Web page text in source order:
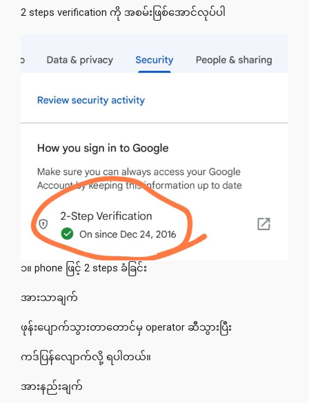
2 steps verification ကို အစမ်းဖြစ်အောင်လုပ်ပါ
၁။ phone ဖြင့် 2 steps ခံခြင်း
အားသာချက်
ဖုန်းပျောက်သွားတာတောင်မှ operator ဆီသွားပြီး
ကဒ်ပြန်လျောက်လို့ ရပါတယ်။
အားနည်းချက်